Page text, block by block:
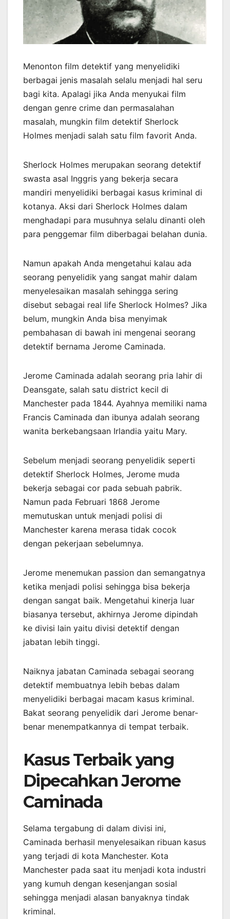
Menonton film detektif yang menyelidiki
berbagai jenis masalah selalu menjadi hal seru
bagi kita. Apalagi jika Anda menyukai film
dengan genre crime dan permasalahan
masalah, mungkin film detektif Sherlock
Holmes menjadi salah satu film favorit Anda.
Sherlock Holmes merupakan seorang detektif
swasta asal Inggris yang bekerja secara
mandiri menyelidiki berbagai kasus kriminal di
kotanya. Aksi dari Sherlock Holmes dalam
menghadapi para musuhnya selalu dinanti oleh
para penggemar film diberbagai belahan dunia.
Namun apakah Anda mengetahui kalau ada
seorang penyelidik yang sangat mahir dalam
menyelesaikan masalah sehingga sering
disebut sebagai real life Sherlock Holmes? Jika
belum, mungkin Anda bisa menyimak
pembahasan di bawah ini mengenai seorang
detektif bernama Jerome Caminada.
Jerome Caminada adalah seorang pria lahir di
Deansgate, salah satu district kecil di
Manchester pada 1844. Ayahnya memiliki nama
Francis Caminada dan ibunya adalah seorang
wanita berkebangsaan Irlandia yaitu Mary.
Sebelum menjadi seorang penyelidik seperti
detektif Sherlock Holmes, Jerome muda
bekerja sebagai cor pada sebuah pabrik.
Namun pada Februari 1868 Jerome
memutuskan untuk menjadi polisi di
Manchester karena merasa tidak cocok
dengan pekerjaan sebelumnya.
Jerome menemukan passion dan semangatnya
ketika menjadi polisi sehingga bisa bekerja
dengan sangat baik. Mengetahui kinerja luar
biasanya tersebut, akhirnya Jerome dipindah
ke divisi lain yaitu divisi detektif dengan
jabatan lebih tinggi.
Naiknya jabatan Caminada sebagai seorang
detektif membuatnya lebih bebas dalam
menyelidiki berbagai macam kasus kriminal.
Bakat seorang penyelidik dari Jerome benar-
benar menempatkannya di tempat terbaik.
Kasus Terbaik yang
Dipecahkan Jerome
Caminada
Selama tergabung di dalam divisi ini,
Caminada berhasil menyelesaikan ribuan kasus
yang terjadi di kota Manchester. Kota
Manchester pada saat itu menjadi kota industri
yang kumuh dengan kesenjangan sosial
sehingga menjadi alasan banyaknya tindak
kriminal.